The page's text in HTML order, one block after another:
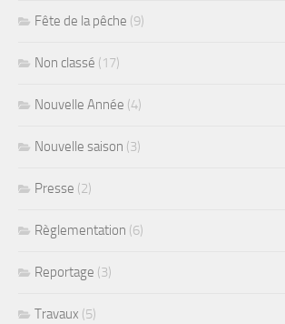
Fête de la pêche (9)
Non classé (17)
Nouvelle Année (4)
Nouvelle saison (3)
Presse (2)
Règlementation (6)
Reportage (3)
Travaux (5)